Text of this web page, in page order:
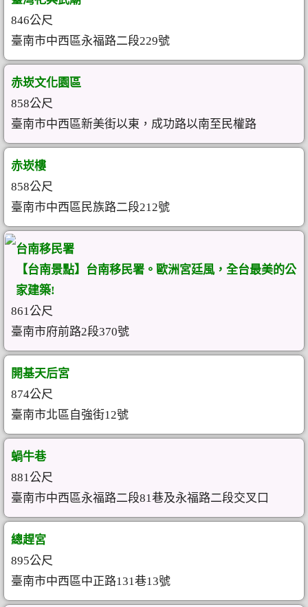
846公尺
臺南市中西區永福路二段229號
赤崁文化園區
858公尺
臺南市中西區新美街以東，成功路以南至民權路
赤崁樓
858公尺
臺南市中西區民族路二段212號
台南移民署
【台南景點】台南移民署。歐洲宮廷風，全台最美的公
家建築!
861公尺
臺南市府前路2段370號
開基天后宮
874公尺
臺南市北區自強街12號
蝸牛巷
881公尺
臺南市中西區永福路二段81巷及永福路二段交叉口
總趕宮
895公尺
臺南市中西區中正路131巷13號